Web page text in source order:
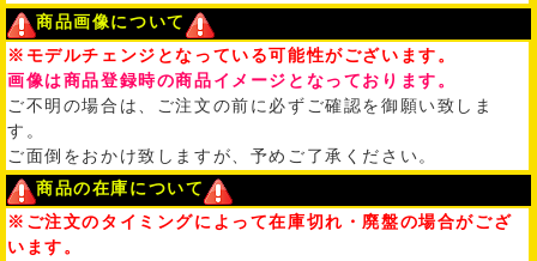
商品画像について
※モデルチェンジとなっている可能性がございます。
画像は商品登録時の商品イメージとなっております。
ご不明の場合は、ご注文の前に必ずご確認を御願い致しま
す。
ご面倒をおかけ致しますが、予めご了承ください。
商品の在庫について
※ご注文のタイミングによって在庫切れ・廃盤の場合がござ
います。